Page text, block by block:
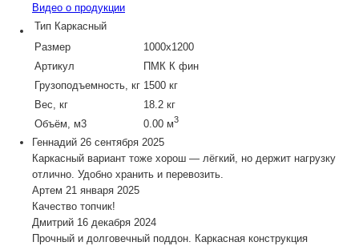
Видео о продукции
Тип Каркасный
Размер
1000х1200
Артикул
ПМК К фин
Грузоподъемность, кг 1500 кг
Вес, кг
18.2 кг
Объём, м3
0.00 м3
Геннадий 26 сентября 2025
Каркасный вариант тоже хорош — лёгкий, но держит нагрузку
отлично. Удобно хранить и перевозить.
Артем 21 января 2025
Качество топчик!
Дмитрий 16 декабря 2024
Прочный и долговечный поддон. Каркасная конструкция